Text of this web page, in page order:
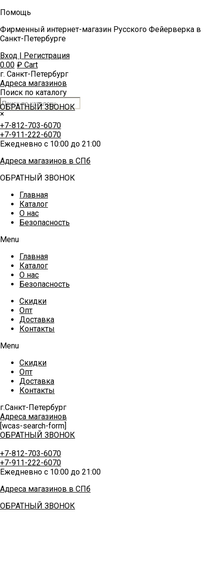
Помощь
Фирменный интернет-магазин Русского Фейерверка в
Санкт-Петербурге
Вход | Регистрация
0.00 ₽ Cart
г. Санкт-Петербург
Адреса магазинов
Поиск по каталогу
×
ОБРАТНЫЙ ЗВОНОК
+7-812-703-6070
+7-911-222-6070
Ежедневно с 10:00 до 21:00
Адреса магазинов в СПб
ОБРАТНЫЙ ЗВОНОК
Главная
Каталог
О нас
Безопасность
Menu
Главная
Каталог
О нас
Безопасность
Скидки
Опт
Доставка
Контакты
Menu
Скидки
Опт
Доставка
Контакты
г.Санкт-Петербург
Адреса магазинов
[wcas-search-form]
ОБРАТНЫЙ ЗВОНОК
+7-812-703-6070
+7-911-222-6070
Ежедневно с 10:00 до 21:00
Адреса магазинов в СПб
ОБРАТНЫЙ ЗВОНОК